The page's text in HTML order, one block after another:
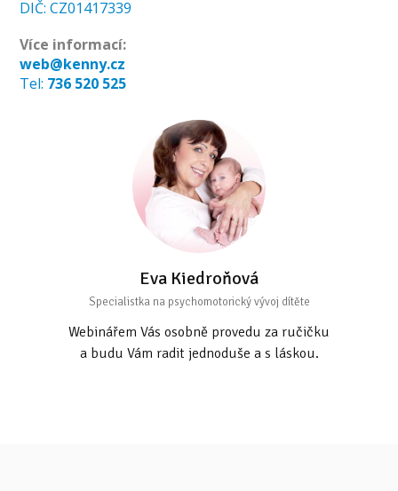
DIČ: CZ01417339
Více informací:
web@kenny.cz
Tel: 736 520 525
Eva Kiedroňová
Specialistka na psychomotorický vývoj dítěte
Webinářem Vás osobně provedu za ručičku
a budu Vám radit jednoduše a s láskou.